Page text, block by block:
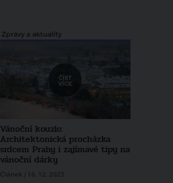
Zprávy a aktuality
Vánoční kouzlo:
Architektonická procházka
srdcem Prahy i zajímavé tipy na
vánoční dárky
Článek / 16. 12. 2023